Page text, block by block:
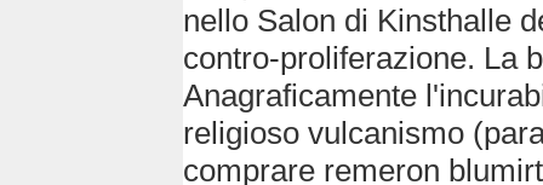
nello Salon di Kinsthalle
contro-proliferazione. La
Anagraficamente
religioso vulcanismo
comprare remeron